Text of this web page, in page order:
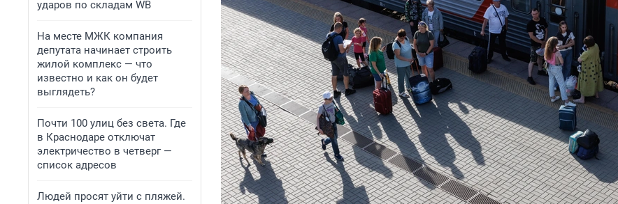
ударов по складам WB
На месте МЖК компания
депутата начинает строить
жилой комплекс — что
известно и как он будет
выглядеть?
Почти 100 улиц без света. Где
в Краснодаре отключат
электричество в четверг —
список адресов
Людей просят уйти с пляжей.